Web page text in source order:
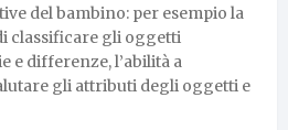
del bambino: per esempio la
classificare gli oggetti
e differenze, l’abilità a
gli attributi degli oggetti e